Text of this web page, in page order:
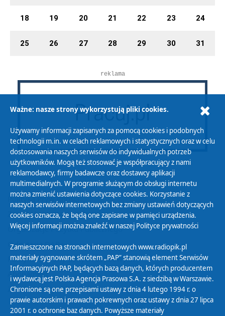
18 19 20 21 22 23 24
25 26 27 28 29 30 31
reklama
Polityka Prywatności
Zasady korzystania z Serwisu
Organizacje Pożytku Publicznego
Cyfryzacja DAB+
Polityka ochrony danych osobowych
Abonament
Zamówienia publiczne
Ważne: nasze strony wykorzystują pliki cookies.
Używamy informacji zapisanych za pomocą cookies i podobnych
technologii m.in. w celach reklamowych i statystycznych oraz w celu
dostosowania naszych serwisów do indywidualnych potrzeb
użytkowników. Mogą też stosować je współpracujący z nami
reklamodawcy, firmy badawcze oraz dostawcy aplikacji
multimedialnych. W programie służącym do obsługi internetu
można zmienić ustawienia dotyczące cookies. Korzystanie z
naszych serwisów internetowych bez zmiany ustawień dotyczących
cookies oznacza, że będą one zapisane w pamięci urządzenia.
Więcej informacji można znaleźć w naszej Polityce prywatności
Zamieszczone na stronach internetowych www.radiopik.pl
materiały sygnowane skrótem „PAP” stanowią element Serwisów
Informacyjnych PAP, będących bazą danych, których producentem
i wydawcą jest Polska Agencja Prasowa S.A. z siedzibą w Warszawie.
Chronione są one przepisami ustawy z dnia 4 lutego 1994 r. o
prawie autorskim i prawach pokrewnych oraz ustawy z dnia 27 lipca
2001 r. o ochronie baz danych. Powyższe materiały